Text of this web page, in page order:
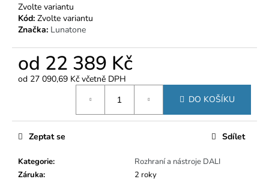
Zvolte variantu
Kód: Zvolte variantu
Značka: Lunatone
od 22 389 Kč
od 27 090,69 Kč včetně DPH
DO KOŠÍKU
Kategorie:
Rozhraní a nástroje DALI
Záruka: 2 roky
Zeptat se Sdílet